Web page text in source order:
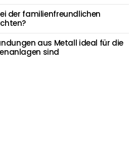
der familienfreundlichen
aus Metall ideal für die
sind